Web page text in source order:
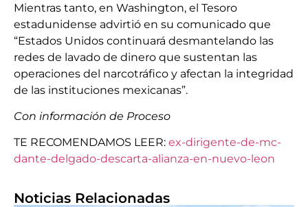
Mientras tanto, en Washington, el Tesoro
estadunidense advirtió en su comunicado que
“Estados Unidos continuará desmantelando las
redes de lavado de dinero que sustentan las
operaciones del narcotráfico y afectan la integridad
de las instituciones mexicanas”.
Con información de Proceso
TE RECOMENDAMOS LEER: ex-dirigente-de-mc-
dante-delgado-descarta-alianza-en-nuevo-leon
Noticias Relacionadas